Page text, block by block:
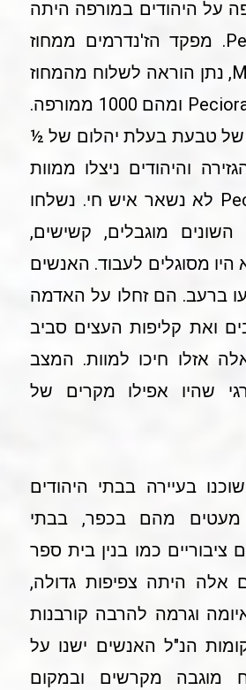
על היהודים במורפה היתה
הגליה ל- Peciora. מפקד הז'נדרמים ממחוז
מוגילב Maior Oro, נתן הוראה לשלוח מהמחוז
3300 יהודים ל- Peciora ומהם 1000 ממורפה.
של טבעת בעלת יהלום של ½
והיהודים ניצלו ממוות
בטוח כי מ-Peciora לא נשאר איש חי. נשלחו
מוגבלים, קשישים,
היו מסוגלים לעבוד. האנשים
ברעב. הם זחלו על האדמה
ואת קליפות העצים סביב
אזלו חיכו למוות. המצב
שהיו אפילו מקרים של
בעיירה בבתי היהודים
מעטים מהם בכפר, בבתי
ציבוריים כמו בנין בית ספר
אלה היתה צפיפות גדולה,
וגרמה להרבה קורבנות
הנ"ל האנשים ישנו על
מוגבה מקרשים ובמקום